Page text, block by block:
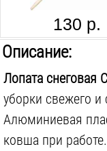
130 р.
Описание:
Лопата снеговая
уборки свежего и
Алюминиевая
ковша при